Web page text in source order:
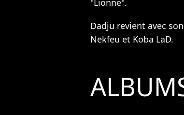
"Lionne".
Dadju revient avec
Nekfeu et Koba LaD.